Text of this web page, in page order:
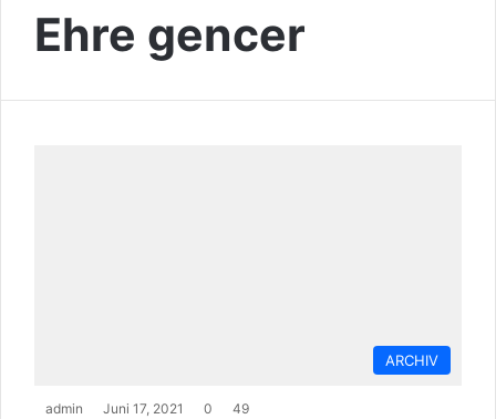
Ehre gencer
ARCHIV
admin Juni 17, 2021 0 49